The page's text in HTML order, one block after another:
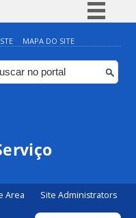
Simplifique!
Comunica BR
Participe
Canais
MAPA DO SITE
Area Site Administrators